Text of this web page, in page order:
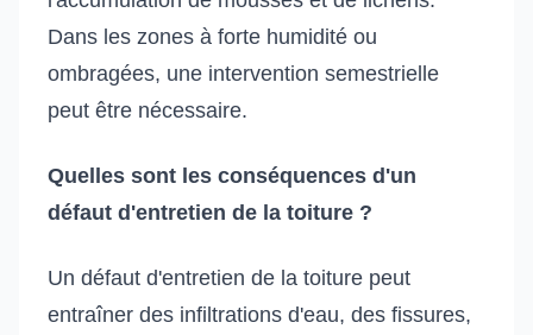
Dans les zones à forte humidité ou
ombragées, une intervention semestrielle
peut être nécessaire.
Quelles sont les conséquences d'un
défaut d'entretien de la toiture ?
Un défaut d'entretien de la toiture peut
entraîner des infiltrations d'eau, des fissures,